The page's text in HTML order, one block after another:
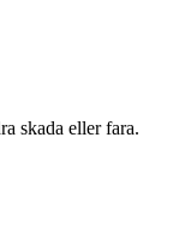
skada eller fara.